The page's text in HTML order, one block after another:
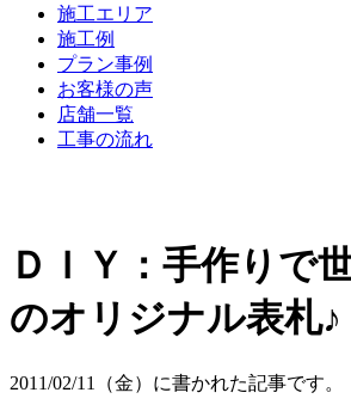
施工エリア
施工例
プラン事例
お客様の声
店舗一覧
工事の流れ
ＤＩＹ：手作りで
のオリジナル表札♪
2011/02/11（金）に書かれた記事です。